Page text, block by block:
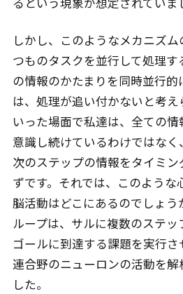
しかし、このようなメカニズ
つものタスクを並行して処理
の情報のかたまりを同時並行
は、処理が追い付かないと考え
いった場面で私達は、全ての
意識し続けているわけではな
次のステップの情報をタイミ
ずです。それでは、このような
脳活動はどこにあるのでしょ
ループは、サルに複数のステ
ゴールに到達する課題を実行
連合野のニューロンの活動を解
した。